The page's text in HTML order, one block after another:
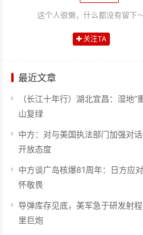
这个人很懒，什么都没有留下
关注TA
最近文章
（长江十年行）湖北宜昌：湿地“
山复绿
中方：对与美国执法部门加强对
开放态度
中方谈广岛核爆81周年：日方应
怀敬畏
导弹库存见底，美军急于研发射
里巨炮